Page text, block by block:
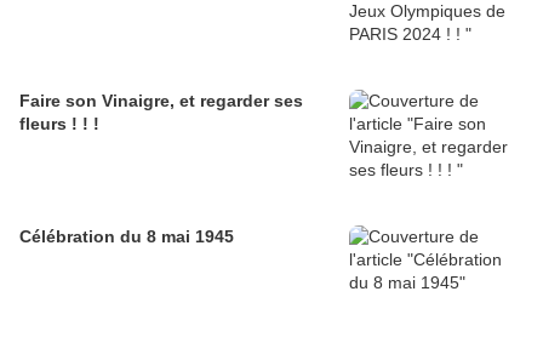
Faire son Vinaigre, et regarder ses
fleurs ! ! !
Célébration du 8 mai 1945